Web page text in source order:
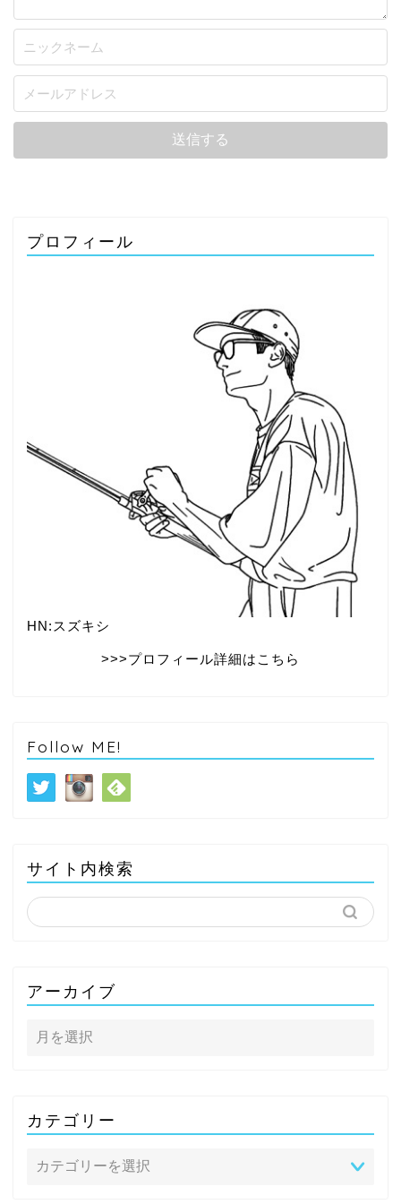
プロフィール
HN:スズキシ
>>>プロフィール詳細はこちら
Follow ME!
サイト内検索
アーカイブ
カテゴリー